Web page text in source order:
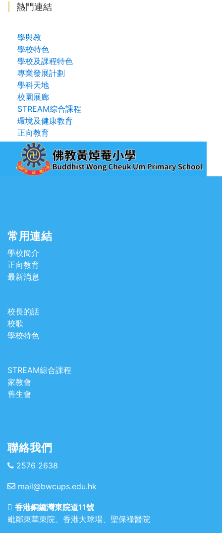
熱門連結
學與教
學校特色
學校及課程特色
專業發展計劃
學科天地
校園展廊
STREAM綜合課程
環境及健康教育
正向教育
常用連結
學校簡介
正向教育
最新消息
校長的話
校歌
學校特色
STREAM綜合課程
家教會
舊生會
聯絡我們
2576 2638
mail@bwcups.edu.hk
香港銅鑼灣東院道11號
毗鄰東華東院、香港大球場、聖保祿醫院